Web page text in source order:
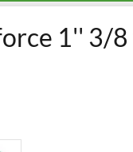
1'' 3/